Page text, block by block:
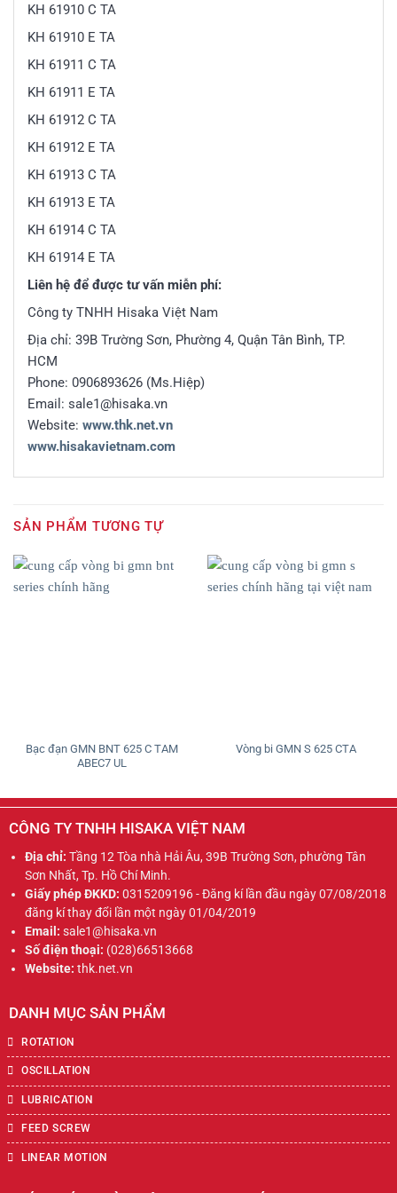
KH 61910 C TA
KH 61910 E TA
KH 61911 C TA
KH 61911 E TA
KH 61912 C TA
KH 61912 E TA
KH 61913 C TA
KH 61913 E TA
KH 61914 C TA
KH 61914 E TA
Liên hệ để được tư vấn miễn phí:
Công ty TNHH Hisaka Việt Nam
Địa chỉ: 39B Trường Sơn, Phường 4, Quận Tân Bình, TP.
HCM
Phone: 0906893626 (Ms.Hiệp)
Email: sale1@hisaka.vn
Website: www.thk.net.vn
www.hisakavietnam.com
SẢN PHẨM TƯƠNG TỰ
Bạc đạn GMN BNT 625 C TAM
ABEC7 UL
Vòng bi GMN S 625 CTA
CÔNG TY TNHH HISAKA VIỆT NAM
Địa chỉ: Tầng 12 Tòa nhà Hải Âu, 39B Trường Sơn, phường Tân
Sơn Nhất, Tp. Hồ Chí Minh.
Giấy phép ĐKKD: 0315209196 - Đăng kí lần đầu ngày 07/08/2018
đăng kí thay đổi lần một ngày 01/04/2019
Email: sale1@hisaka.vn
Số điện thoại: (028)66513668
Website: thk.net.vn
DANH MỤC SẢN PHẨM
ROTATION
OSCILLATION
LUBRICATION
FEED SCREW
LINEAR MOTION